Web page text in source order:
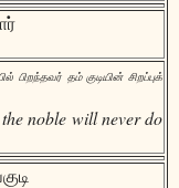
பிறந்தவர் தம் குடியின் சிறப்புக்
noble will never do